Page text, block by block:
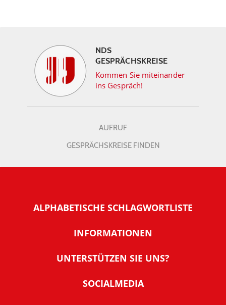
NDS
GESPRÄCHSKREISE
Kommen Sie miteinander
ins Gespräch!
AUFRUF
GESPRÄCHSKREISE FINDEN
ALPHABETISCHE SCHLAGWORTLISTE
INFORMATIONEN
Warum NachDenkSeiten
Tipps zur Nutzung der NachDenkSeiten
UNTERSTÜTZEN SIE UNS?
SOCIALMEDIA